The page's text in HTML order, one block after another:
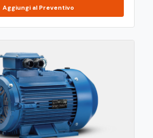
Aggiungi al Preventivo